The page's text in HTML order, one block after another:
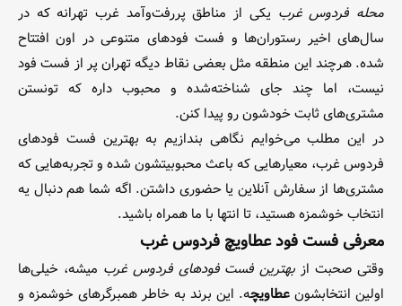
محله فردوس غرب یکی از مناطق پررفت‌وآمد غرب تهرانه که در
سال‌های اخیر رستوران‌ها و فست فودهای متنوعی در اون افتتاح
شده. هرچند این منطقه مثل بعضی نقاط دیگه تهران پر از فست فود
نیست، اما چند جای شناخته‌شده و محبوب داره که تونستن
مشتری‌های ثابت خودشون رو پیدا کنن.
در این مطلب می‌خوایم نگاهی بندازیم به بهترین فست فودهای
فردوس غرب، معیارهایی که باعث محبوبیتشون شده و تجربه‌هایی که
مشتری‌ها از سفارش آنلاین یا حضوری داشتن. اگه شما هم دنبال یه
انتخاب خوشمزه هستید، تا انتها با ما همراه باشید.
معرفی فست فود عطاویچ فردوس غرب
وقتی صحبت از بهترین فست فودهای فردوس غرب میشه، خیلی‌ها
اولین انتخابشون عطاویچه. این برند به خاطر همبرگرهای خوشمزه و